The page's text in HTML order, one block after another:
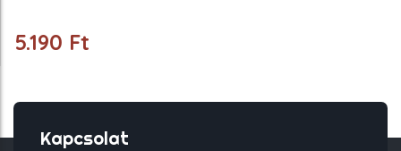
5.190 Ft
Kapcsolat